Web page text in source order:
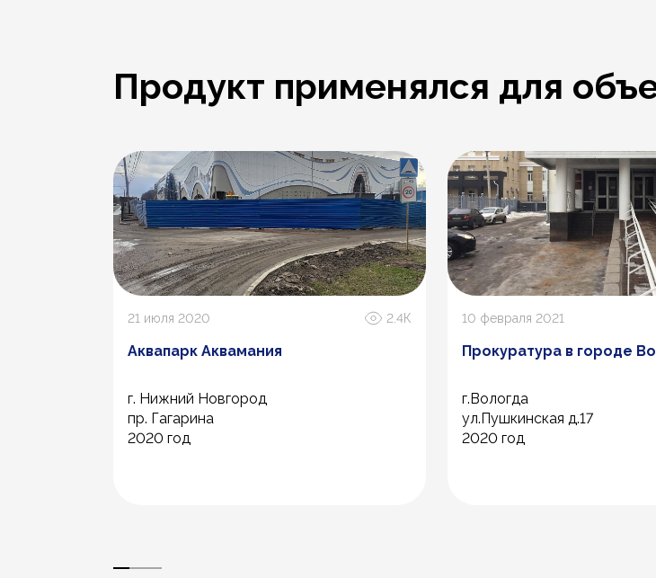
Продукт применялся для
21 июля 2020 2.4К
Аквапарк Аквамания
г. Нижний Новгород
пр. Гагарина
2020 год
10 февраля 2021
Прокуратура в городе
г.Вологда
ул.Пушкинская д.17
2020 год